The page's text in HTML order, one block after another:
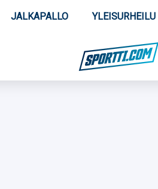
JALKAPALLO YLEISURHEILU